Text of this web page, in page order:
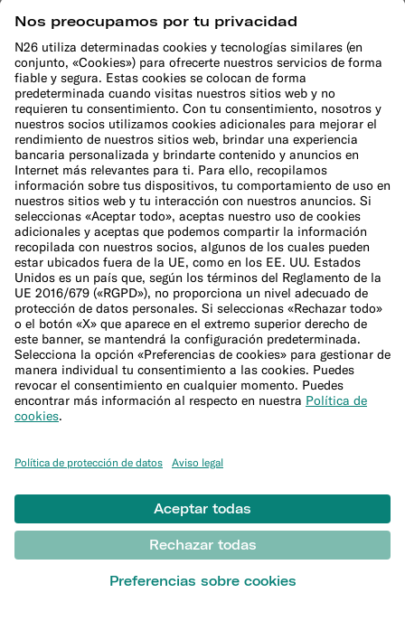
Bolsa de trabajo
Sala de prensa
Programa de afiliación
Ayuda
Atención al Cliente
Presentar una reclamación
Centro de Ayuda
Sitemap
Canal ético
DESCUBRIR
Blog
Glosario Crypto
Todo sobre impuestos